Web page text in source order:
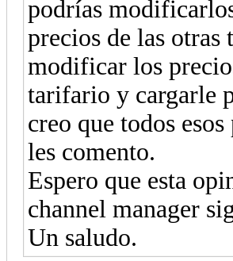
podrías
precios de las otras
modificar los
tarifario y cargarle
creo que todos
les comento.
Espero que esta
channel manager
Un saludo.